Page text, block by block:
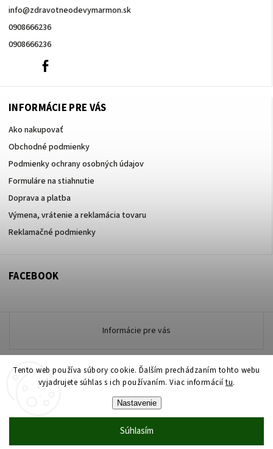
Tento web používa súbory cookie. Ďalším prechádzaním tohto webu
vyjadrujete súhlas s ich používaním. Viac informáciítu.
Nastavenie
Súhlasím
info@zdravotneodevymarmon.sk
0908666236
0908666236
0908666236
INFORMÁCIE PRE VÁS
Ako nakupovať
Obchodné podmienky
Podmienky ochrany osobných údajov
Formuláre na stiahnutie
Doprava a platba
Výmena, vrátenie a reklamácia tovaru
Reklamačné podmienky
FACEBOOK
Informácie pre vás
Copyright 2026www.zdravotneodevymarmon.sk. Všetky práva
vyhradené.
Upraviť nastavenie cookies